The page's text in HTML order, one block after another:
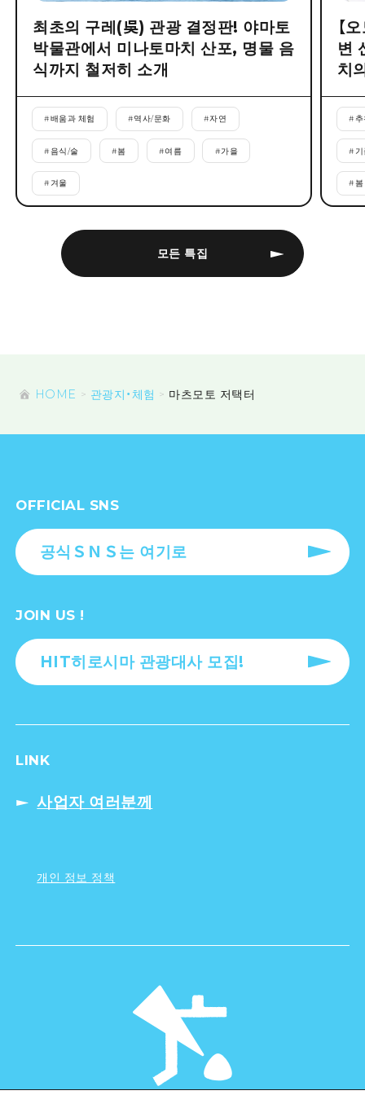
모든 특집
최초의 구레(吳) 관광 결정판! 야마토
박물관에서 미나토마치 산포, 명물 음
식까지 철저히 소개
#배움과 체험 #역사/문화 #자연
#음식/술 #봄 #여름 #가을
# 겨울
【
변
치
#
#
#봄
HOME 관광지・체험 마츠모토 저택터
OFFICIAL SNS
공식ＳＮＳ는 여기로
JOIN US !
HIT히로시마 관광대사 모집!
LINK
사업자 여러분께
개인 정보 정책